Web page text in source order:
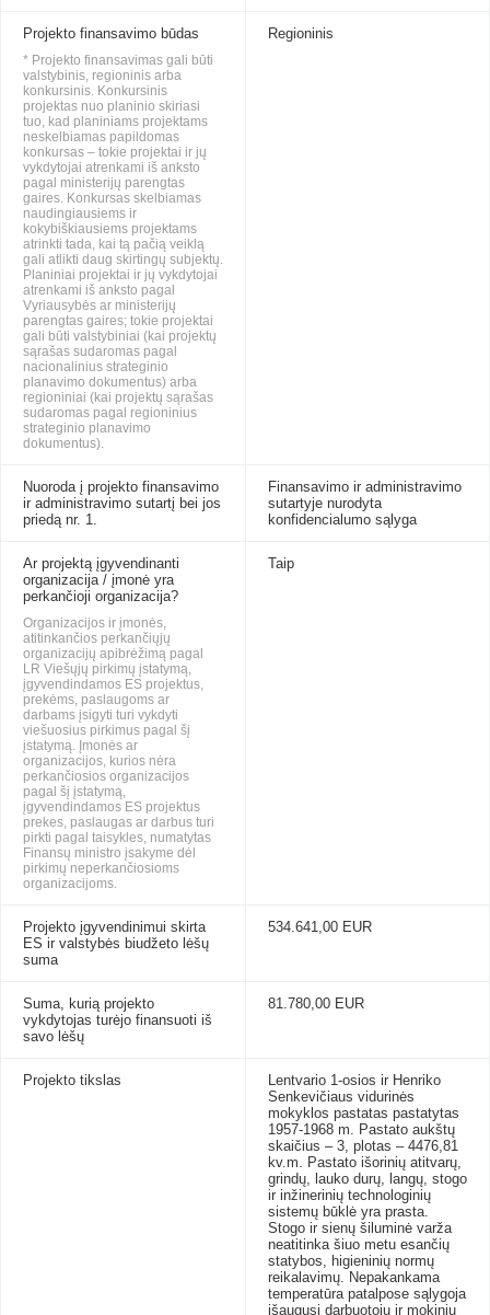
Projekto finansavimo būdas
* Projekto finansavimas gali būti
valstybinis, regioninis arba
konkursinis. Konkursinis
projektas nuo planinio skiriasi
tuo, kad planiniams projektams
neskelbiamas papildomas
konkursas – tokie projektai ir jų
vykdytojai atrenkami iš anksto
pagal ministerijų parengtas
gaires. Konkursas skelbiamas
naudingiausiems ir
kokybiškiausiems projektams
atrinkti tada, kai tą pačią veiklą
gali atlikti daug skirtingų subjektų.
Planiniai projektai ir jų vykdytojai
atrenkami iš anksto pagal
Vyriausybės ar ministerijų
parengtas gaires; tokie projektai
gali būti valstybiniai (kai projektų
sąrašas sudaromas pagal
nacionalinius strateginio
planavimo dokumentus) arba
regioniniai (kai projektų sąrašas
sudaromas pagal regioninius
strateginio planavimo
dokumentus).
Regioninis
Nuoroda į projekto finansavimo
ir administravimo sutartį bei jos
priedą nr. 1.
Finansavimo ir administravimo
sutartyje nurodyta
konfidencialumo sąlyga
Ar projektą įgyvendinanti
organizacija / įmonė yra
perkančioji organizacija?
Organizacijos ir įmonės,
atitinkančios perkančiųjų
organizacijų apibrėžimą pagal
LR Viešųjų pirkimų įstatymą,
įgyvendindamos ES projektus,
prekėms, paslaugoms ar
darbams įsigyti turi vykdyti
viešuosius pirkimus pagal šį
įstatymą. Įmonės ar
organizacijos, kurios nėra
perkančiosios organizacijos
pagal šį įstatymą,
įgyvendindamos ES projektus
prekes, paslaugas ar darbus turi
pirkti pagal taisykles, numatytas
Finansų ministro įsakyme dėl
pirkimų neperkančiosioms
organizacijoms.
Taip
Projekto įgyvendinimui skirta
ES ir valstybės biudžeto lėšų
suma
534.641,00 EUR
Suma, kurią projekto
vykdytojas turėjo finansuoti iš
savo lėšų
81.780,00 EUR
Projekto tikslas
Lentvario 1-osios ir Henriko
Senkevičiaus vidurinės
mokyklos pastatas pastatytas
1957-1968 m. Pastato aukštų
skaičius – 3, plotas – 4476,81
kv.m. Pastato išorinių atitvarų,
grindų, lauko durų, langų, stogo
ir inžinerinių technologinių
sistemų būklė yra prasta.
Stogo ir sienų šiluminė varža
neatitinka šiuo metu esančių
statybos, higieninių normų
reikalavimų. Nepakankama
temperatūra patalpose sąlygoja
išaugusį darbuotojų ir mokinių